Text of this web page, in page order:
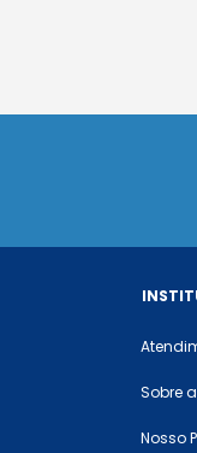
Sobre
Nosso